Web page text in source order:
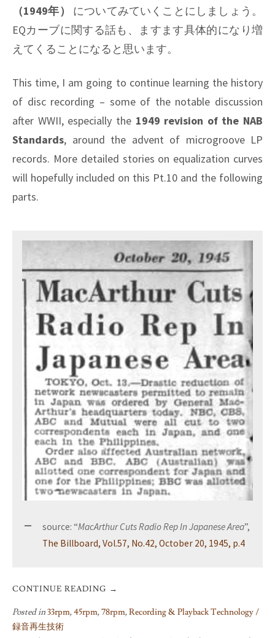
（1949年）
についてみていくことにしましょう。
EQカーブに関する話も、ますます具体的になり増
えてくることになると思います。
This time, I am going to continue learning the history
of disc recording – some of the notable discussion
after WWII, especially the 1949 revision of the NAB
Standards, around the advent of microgroove LP
records. More detailed stories on equalization curves
will hopefully included on this Pt.10 and the following
parts.
source: “MacArthur Cuts Radio Rep In Japanese Area”,
The Billboard, Vol.57, No.42, October 20, 1945, p.4
CONTINUE READING →
Posted in33rpm,45rpm,78rpm,Recording & Playback Technology /
録音再生技術